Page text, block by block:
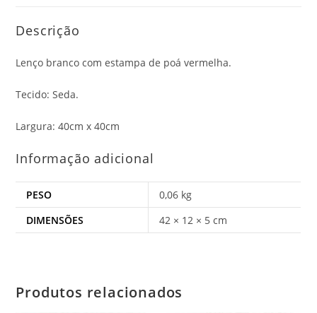
Descrição
Lenço branco com estampa de poá vermelha.
Tecido: Seda.
Largura: 40cm x 40cm
Informação adicional
PESO
0,06 kg
DIMENSÕES
42 × 12 × 5 cm
Produtos relacionados